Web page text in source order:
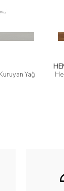
- Hızlı Kuruyan Yağ
TL